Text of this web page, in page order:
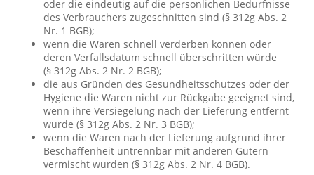
oder die eindeutig auf die persönlichen Bedürfnisse
des Verbrauchers zugeschnitten sind (§ 312g Abs. 2
Nr. 1 BGB);
wenn die Waren schnell verderben können oder
deren Verfallsdatum schnell überschritten würde
(§ 312g Abs. 2 Nr. 2 BGB);
die aus Gründen des Gesundheitsschutzes oder der
Hygiene die Waren nicht zur Rückgabe geeignet sind,
wenn ihre Versiegelung nach der Lieferung entfernt
wurde (§ 312g Abs. 2 Nr. 3 BGB);
wenn die Waren nach der Lieferung aufgrund ihrer
Beschaffenheit untrennbar mit anderen Gütern
vermischt wurden (§ 312g Abs. 2 Nr. 4 BGB).